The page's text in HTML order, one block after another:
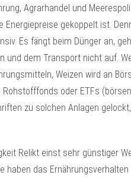
Agrarhandel und
Energiepreise gekoppelt ist.
Es fängt beim Dünger an,
und dem Transport nicht auf.
Weizen wird an
oder ETFs
zu solchen Anlagen
Relikt einst sehr günstiger
haben das Ernährungsverhalten